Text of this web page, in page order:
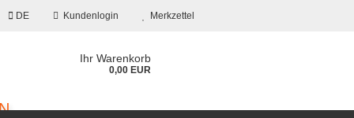
DE Kundenlogin Merkzettel
Ihr Warenkorb
0,00 EUR